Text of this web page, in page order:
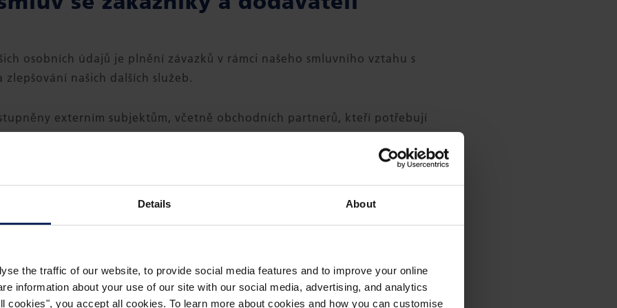
Details About
the traffic of our website, to provide social media features and to improve your online
information about your use of our site with our social media, advertising, and analytics
cookies", you accept all cookies. To learn more about cookies and how you can customise
osobních údajů je plnění závazků v rámci našeho smluvního vztahu s
zlepšování našich dalších služeb.
externím subjektům, včetně obchodních partnerů, kteří potřebují
zaměstnanců u našich zákazníků a dodavatelů.